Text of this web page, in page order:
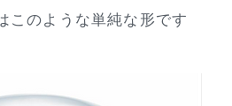
このような単純な形です